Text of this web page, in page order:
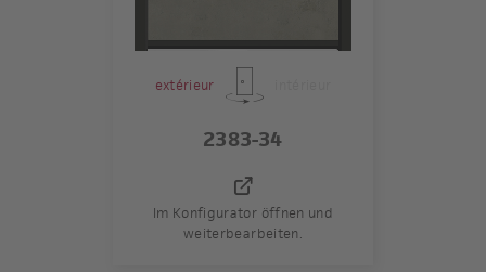
extérieur
2383-34
Im Konfigurator öffnen und
weiterbearbeiten.